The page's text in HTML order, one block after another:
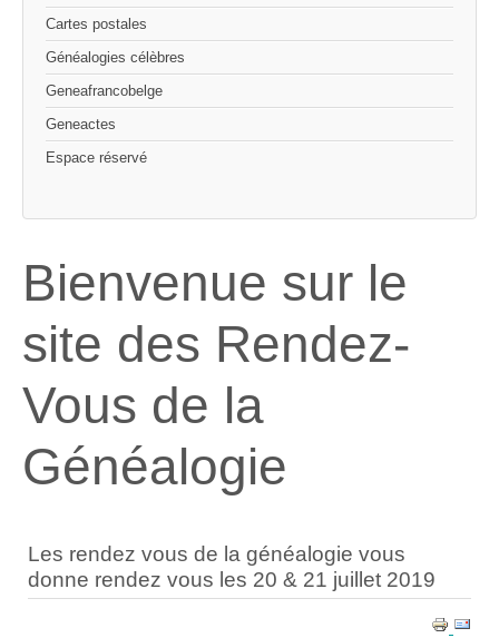
Cartes postales
Généalogies célèbres
Geneafrancobelge
Geneactes
Espace réservé
Bienvenue sur le
site des Rendez-
Vous de la
Généalogie
Les rendez vous de la généalogie vous
donne rendez vous les 20 & 21 juillet 2019